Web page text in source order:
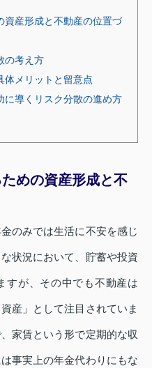
資産形成と不動産の位置づ
の考え方
体メリットと留意点
に導くリスク分散の進め方
めの資産形成と不
のみでは生活に不安を感じ
状況において、貯蓄や投資
すが、その中でも不動産は
産」として注目されていま
家賃という形で定期的な収
事実上の年金代わりにもな